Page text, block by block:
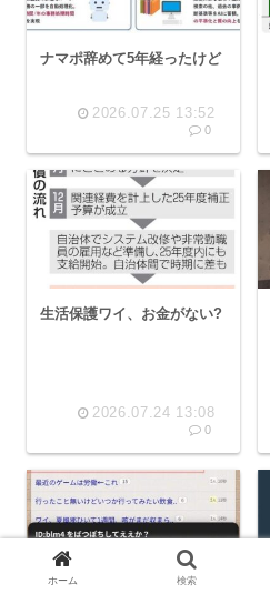
ナマポ辞めて5年経ったけど
2026.07.25 13:52
0
生活保護ワイ、お金がない?
2026.07.24 13:08
0
ホーム 検索